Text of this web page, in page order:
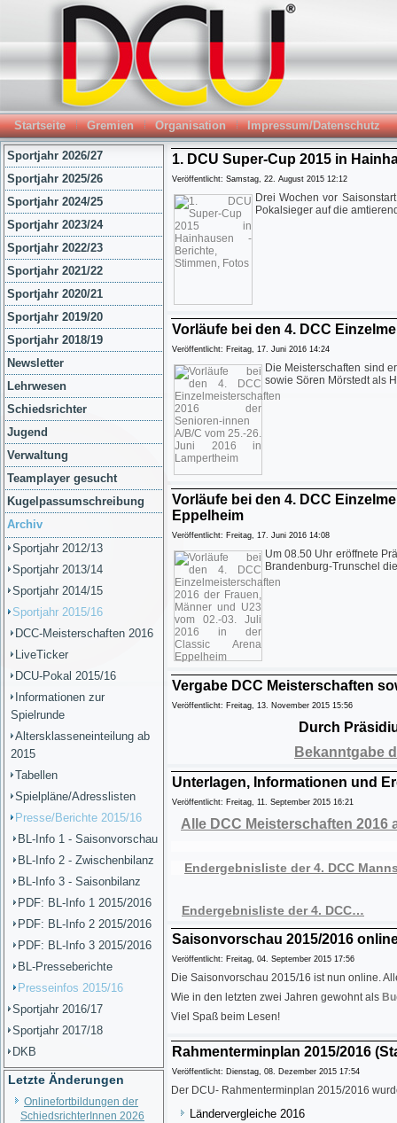
Startseite Gremien Organisation Impressum/Datenschutz
Sportjahr 2026/27
Sportjahr 2025/26
Sportjahr 2024/25
Sportjahr 2023/24
Sportjahr 2022/23
Sportjahr 2021/22
Sportjahr 2020/21
Sportjahr 2019/20
Sportjahr 2018/19
Newsletter
Lehrwesen
Schiedsrichter
Jugend
Verwaltung
Teamplayer gesucht
Kugelpassumschreibung
Archiv
Sportjahr 2012/13
Sportjahr 2013/14
Sportjahr 2014/15
Sportjahr 2015/16
DCC-Meisterschaften 2016
LiveTicker
DCU-Pokal 2015/16
Informationen zur
Spielrunde
Altersklasseneinteilung ab
2015
Tabellen
Spielpläne/Adresslisten
Presse/Berichte 2015/16
BL-Info 1 - Saisonvorschau
BL-Info 2 - Zwischenbilanz
BL-Info 3 - Saisonbilanz
PDF: BL-Info 1 2015/2016
PDF: BL-Info 2 2015/2016
PDF: BL-Info 3 2015/2016
BL-Presseberichte
Presseinfos 2015/16
Sportjahr 2016/17
Sportjahr 2017/18
DKB
Letzte Änderungen
Onlinefortbildungen der
SchiedsrichterInnen 2026
1. DCU Super-Cup 2015 in
Veröffentlicht: Samstag, 22. August 2015 12:12
Drei Wochen vor
Pokalsieger auf die
Vorläufe bei den 4. DCC
Veröffentlicht: Freitag, 17. Juni 2016 14:24
Die Meisterschaften sind
sowie Sören Mörstedt als
Vorläufe bei den 4. DCC
Eppelheim
Veröffentlicht: Freitag, 17. Juni 2016 14:08
Um 08.50 Uhr eröffnete
Brandenburg-Trunschel
Vergabe DCC Meisterschaften
Veröffentlicht: Freitag, 13. November 2015 15:56
Durch
Bekanntgabe
Unterlagen, Informationen und
Veröffentlicht: Freitag, 11. September 2015 16:21
Alle DCC Meisterschaften 2016
Endergebnisliste der 4. DCC
Endergebnisliste der 4. DCC…
Saisonvorschau 2015/2016
Veröffentlicht: Freitag, 04. September 2015 17:56
Die Saisonvorschau 2015/16 ist nun online.
Wie in den letzten zwei Jahren gewohnt als
Viel Spaß beim Lesen!
Rahmenterminplan 2015/2016
Veröffentlicht: Dienstag, 08. Dezember 2015 17:54
Der DCU- Rahmenterminplan 2015/2016
Ländervergleiche 2016